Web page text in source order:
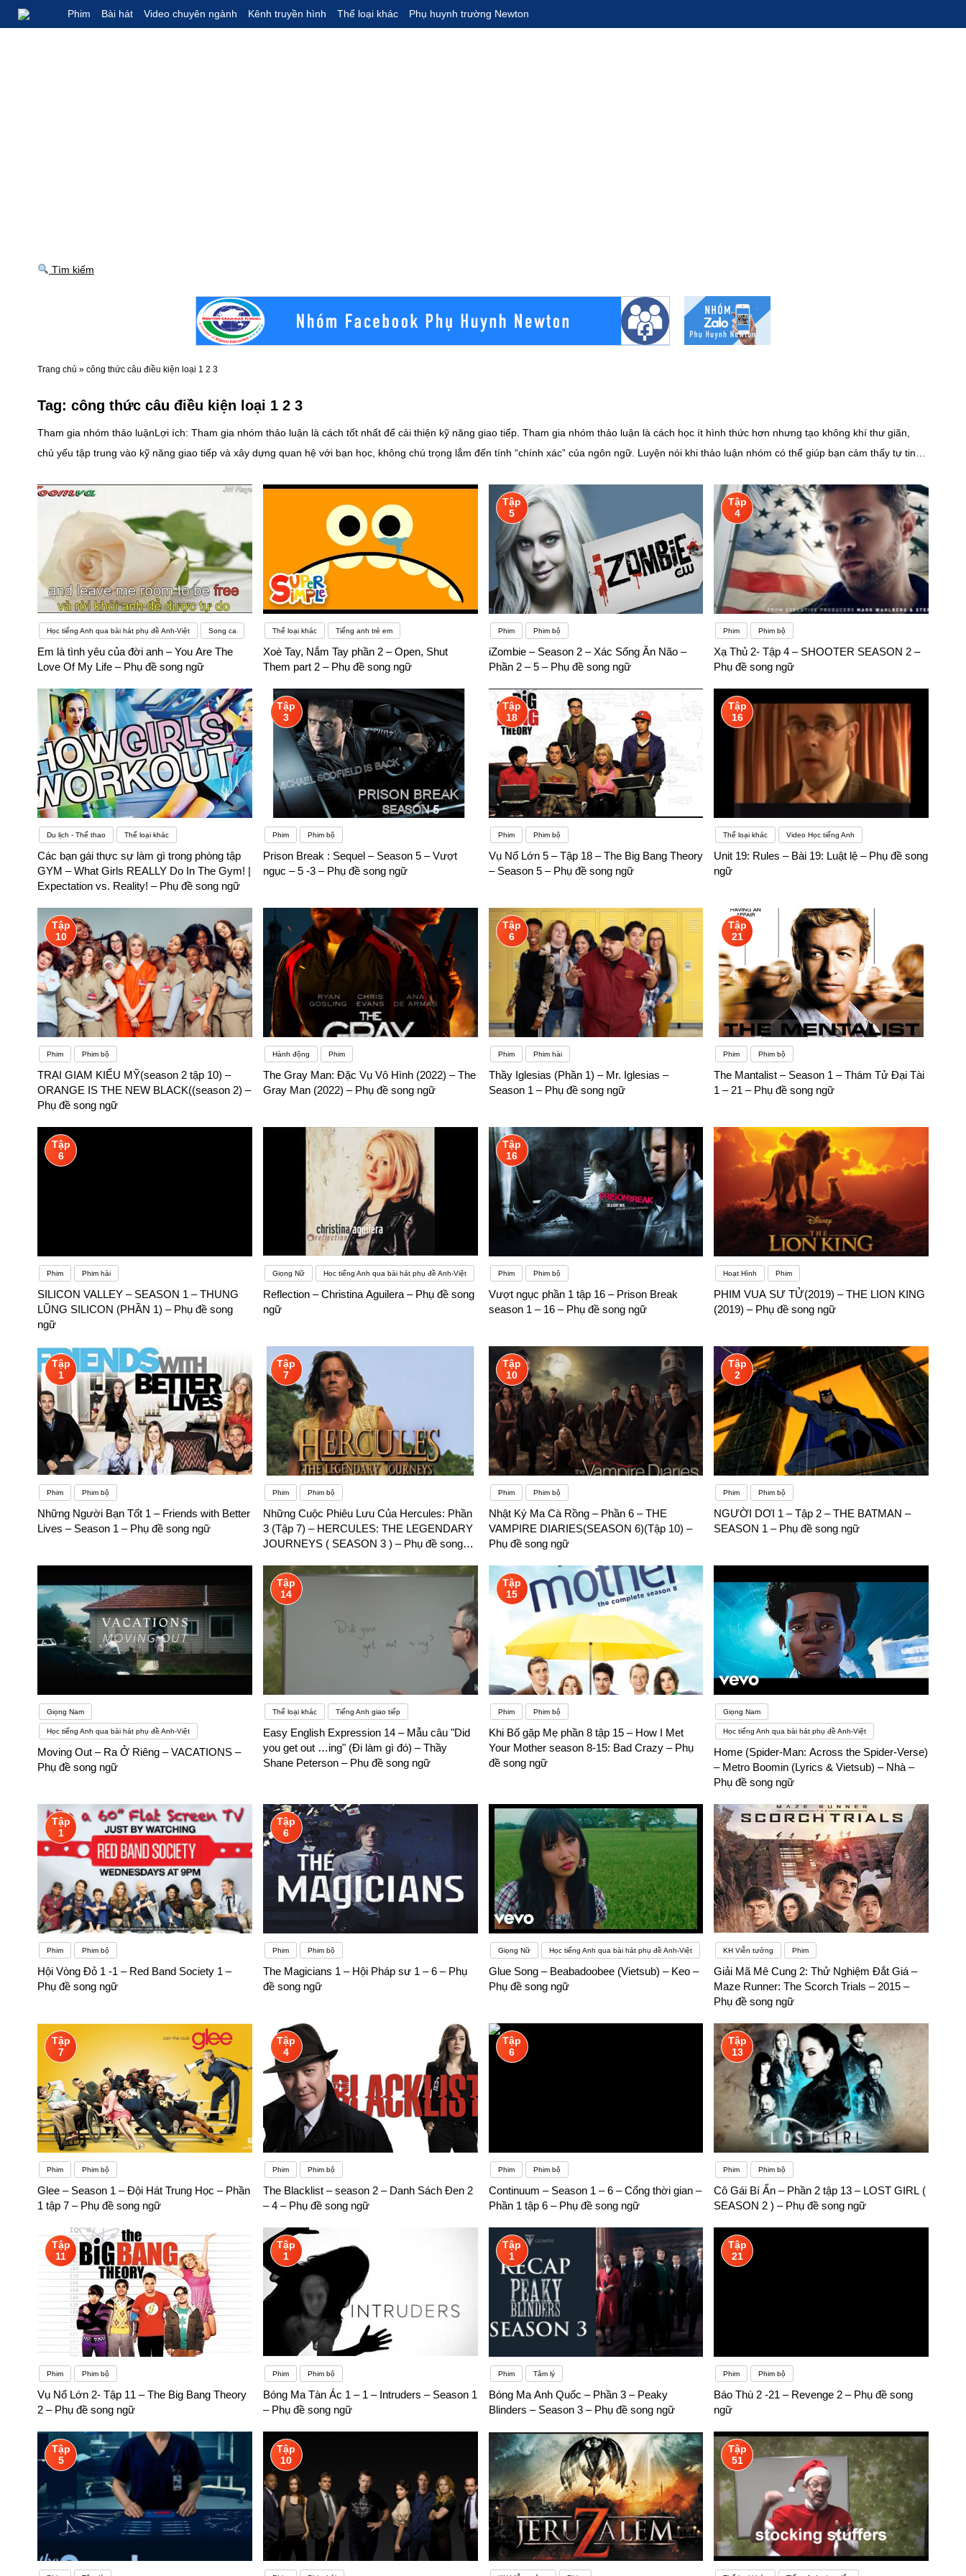
Phim Bài hát Video chuyên ngành Kênh truyền hình Thể loại khác Phụ huynh trường Newton
Tìm kiếm
Trang chủ » công thức câu điều kiện loại 1 2 3
Tag: công thức câu điều kiện loại 1 2 3
Tham gia nhóm thảo luậnLợi ích: Tham gia nhóm thảo luận là cách tốt nhất để cải thiện kỹ năng giao tiếp. Tham gia nhóm thảo luận là cách học ít hình thức hơn nhưng tạo không khí thư giãn,
chủ yếu tập trung vào kỹ năng giao tiếp và xây dựng quan hệ với bạn học, không chú trọng lắm đến tính “chính xác” của ngôn ngữ. Luyện nói khi thảo luận nhóm có thể giúp bạn cảm thấy tự tin
trang giấy với hàng loạt từ mới và cấu trúc câu cần nhớ, bạn sẽ nhanh chóng cảm thấy chán nản và muốn bỏ cuộc. Mặc dù từ vựng, cấu trúc câu và các quy tắc ngữ pháp là những phần quan
trọng hàng đầu trong hành trình phát triển ngôn ngữ Anh. Nhưng sự nhàm chán trong cách học sẽ trở thành một lực cản thực sự và điều đó có thể khiến bạn không thể cải thiện các kỹ năng của
mình như mong muốn.Bạn có thể tìm kiếm bạn đồng hành và tham khảo các trò chơi tiếng Anh ở trên mạng. Chẳng hạn như Reddit hay nhóm trên Facebook sẽ giúp bạn tìm ra những người có
cùng chí hướng ôn luyện tiếng Anh. Thông thường, các trò chơi tiếng Anh cho người lớn sẽ ở dạng đặt ra các thử thách với bạn bè của mình. Hãy đặt mục tiêu và xem ai có thể đạt được nhanh
nhất. Ví dụ, soạn một danh sách các từ vựng mà bạn muốn ghi nhớ. Ai học thuộc được chúng trước sẽ là người thắng cuộc.Tạo môi trường học tiếng Anh để nâng cao trình độ của bản thân. Một
môi trường rèn luyện tiếng Anh hoàn hảo là nơi để bạn giao tiếp và học tập những kiến thức mới. Nếu trường học và gia đình bạn không có nhiều người nói tiếng Anh thì bạn có thể lập một nhóm
học tập. Điều này sẽ giúp ích rất nhiều cho việc học ngoại ngữ của bạn đó.
Học tiếng Anh qua bài hát phụ đề Anh-Việt Song ca
Em là tình yêu của đời anh – You Are The
Love Of My Life – Phụ đề song ngữ
Thể loại khác Tiếng anh trẻ em
Xoè Tay, Nắm Tay phần 2 – Open, Shut
Them part 2 – Phụ đề song ngữ
Tập
5
Phim Phim bộ
iZombie – Season 2 – Xác Sống Ăn Não –
Phần 2 – 5 – Phụ đề song ngữ
Tập
4
Phim Phim bộ
Xạ Thủ 2- Tập 4 – SHOOTER SEASON 2 –
Phụ đề song ngữ
Du lịch - Thể thao Thể loại khác
Các bạn gái thực sự làm gì trong phòng tập
GYM – What Girls REALLY Do In The Gym! |
Expectation vs. Reality! – Phụ đề song ngữ
Tập
3
Phim Phim bộ
Prison Break : Sequel – Season 5 – Vượt
ngục – 5 -3 – Phụ đề song ngữ
Tập
18
Phim Phim bộ
Vụ Nổ Lớn 5 – Tập 18 – The Big Bang Theory
– Season 5 – Phụ đề song ngữ
Tập
16
Thể loại khác Video Học tiếng Anh
Unit 19: Rules – Bài 19: Luật lệ – Phụ đề song
ngữ
Tập
10
Phim Phim bộ
TRẠI GIAM KIỂU MỸ(season 2 tập 10) –
ORANGE IS THE NEW BLACK((season 2) –
Phụ đề song ngữ
Hành động Phim
The Gray Man: Đặc Vụ Vô Hình (2022) – The
Gray Man (2022) – Phụ đề song ngữ
Tập
6
Phim Phim hài
Thầy Iglesias (Phần 1) – Mr. Iglesias –
Season 1 – Phụ đề song ngữ
Tập
21
Phim Phim bộ
The Mantalist – Season 1 – Thám Tử Đại Tài
1 – 21 – Phụ đề song ngữ
Tập
6
Phim Phim hài
SILICON VALLEY – SEASON 1 – THUNG
LŨNG SILICON (PHẦN 1) – Phụ đề song
ngữ
Giọng Nữ Học tiếng Anh qua bài hát phụ đề Anh-Việt
Reflection – Christina Aguilera – Phụ đề song
ngữ
Tập
16
Phim Phim bộ
Vượt ngục phần 1 tập 16 – Prison Break
season 1 – 16 – Phụ đề song ngữ
Hoạt Hình Phim
PHIM VUA SƯ TỬ(2019) – THE LION KING
(2019) – Phụ đề song ngữ
Tập
1
Phim Phim bộ
Những Người Bạn Tốt 1 – Friends with Better
Lives – Season 1 – Phụ đề song ngữ
Tập
7
Phim Phim bộ
Những Cuộc Phiêu Lưu Của Hercules: Phần
3 (Tập 7) – HERCULES: THE LEGENDARY
JOURNEYS ( SEASON 3 ) – Phụ đề song
Tập
10
Phim Phim bộ
Nhật Ký Ma Cà Rồng – Phần 6 – THE
VAMPIRE DIARIES(SEASON 6)(Tập 10) –
Phụ đề song ngữ
Tập
2
Phim Phim bộ
NGƯỜI DƠI 1 – Tập 2 – THE BATMAN –
SEASON 1 – Phụ đề song ngữ
Giọng Nam
Học tiếng Anh qua bài hát phụ đề Anh-Việt
Moving Out – Ra Ở Riêng – VACATIONS –
Phụ đề song ngữ
Tập
14
Thể loại khác Tiếng Anh giao tiếp
Easy English Expression 14 – Mẫu câu "Did
you get out …ing" (Đi làm gì đó) – Thầy
Shane Peterson – Phụ đề song ngữ
Tập
15
Phim Phim bộ
Khi Bố gặp Mẹ phần 8 tập 15 – How I Met
Your Mother season 8-15: Bad Crazy – Phụ
đề song ngữ
Giọng Nam
Học tiếng Anh qua bài hát phụ đề Anh-Việt
Home (Spider-Man: Across the Spider-Verse)
– Metro Boomin (Lyrics & Vietsub) – Nhà –
Phụ đề song ngữ
Tập
1
Phim Phim bộ
Hội Vòng Đỏ 1 -1 – Red Band Society 1 –
Phụ đề song ngữ
Tập
6
Phim Phim bộ
The Magicians 1 – Hội Pháp sư 1 – 6 – Phụ
đề song ngữ
Giọng Nữ Học tiếng Anh qua bài hát phụ đề Anh-Việt
Glue Song – Beabadoobee (Vietsub) – Keo –
Phụ đề song ngữ
KH Viễn tưởng Phim
Giải Mã Mê Cung 2: Thử Nghiệm Đắt Giá –
Maze Runner: The Scorch Trials – 2015 –
Phụ đề song ngữ
Tập
7
Phim Phim bộ
Glee – Season 1 – Đội Hát Trung Học – Phần
1 tập 7 – Phụ đề song ngữ
Tập
4
Phim Phim bộ
The Blacklist – season 2 – Danh Sách Đen 2
– 4 – Phụ đề song ngữ
Tập
6
Phim Phim bộ
Continuum – Season 1 – 6 – Cổng thời gian –
Phần 1 tập 6 – Phụ đề song ngữ
Tập
13
Phim Phim bộ
Cô Gái Bí Ẩn – Phần 2 tập 13 – LOST GIRL (
SEASON 2 ) – Phụ đề song ngữ
Tập
11
Phim Phim bộ
Vụ Nổ Lớn 2- Tập 11 – The Big Bang Theory
2 – Phụ đề song ngữ
Tập
1
Phim Phim bộ
Bóng Ma Tàn Ác 1 – 1 – Intruders – Season 1
– Phụ đề song ngữ
Tập
1
Phim Tâm lý
Bóng Ma Anh Quốc – Phần 3 – Peaky
Blinders – Season 3 – Phụ đề song ngữ
Tập
21
Phim Phim bộ
Báo Thù 2 -21 – Revenge 2 – Phụ đề song
ngữ
Tập
5
Tập
10
Tập
51